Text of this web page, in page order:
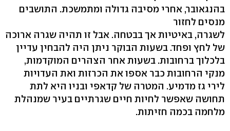
בהנגאובר, אחרי מסיבה גדולה ומתמשכת. התושבים
מנסים לחזור
לשגרה, באיטיות אך בבטחה. אבל זו תהיה שגרה ארוכה
של לחץ ופחד. בשעות הבוקר ניתן היה להבחין עדיין
בלכלוך ברחובות. בשעות אחר הצהרים המוקדמות,
מנקי הרחובות כבר אספו את הכרזות ואת העדויות
לירי גז מדמיע. המטרה של קדאפי ובניו היא לתת
תחושה שאפשר לחיות חיים שגרתיים בעיר שמנהלת
מלחמה בכמה חזיתות.